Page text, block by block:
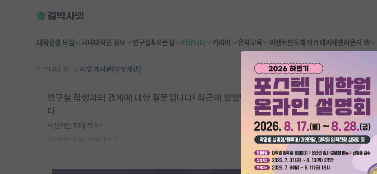
대학원생 모집 국내대학원 정보 연구실&오픈랩 커뮤니티 커리어 유학교육 이벤트반도체 아카데미 재팬라운지 🌸
커뮤니티 홈 자유 게시판(아무개랩)
연구실 학생과의 관계에 대한 질문입니다! 최근에 있었던 일인데 납득이 가지 않아 글 올려봅니
다
낙천적인 피터 힉스